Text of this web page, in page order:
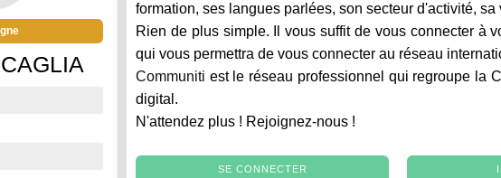
formation, ses langues parlées, son secteur d'activité,
Rien de plus simple. Il vous suffit de vous connecter à
qui vous permettra de vous connecter au réseau
Communiti est le réseau professionnel qui regroupe la
digital.
N'attendez plus ! Rejoignez-nous !
SE CONNECTER